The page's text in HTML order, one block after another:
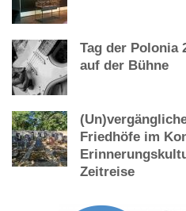
Tag der Polonia
auf der Bühne
Friedhöfe im
Zeitreise